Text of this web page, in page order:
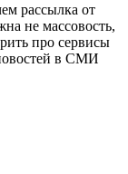
рассылка от
не массовость,
про сервисы
в СМИ